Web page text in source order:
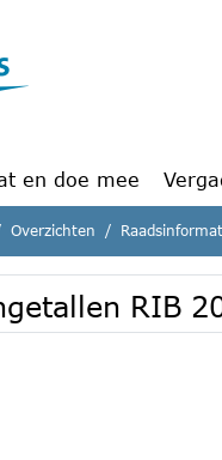
en doe mee
Overzichten
RIB